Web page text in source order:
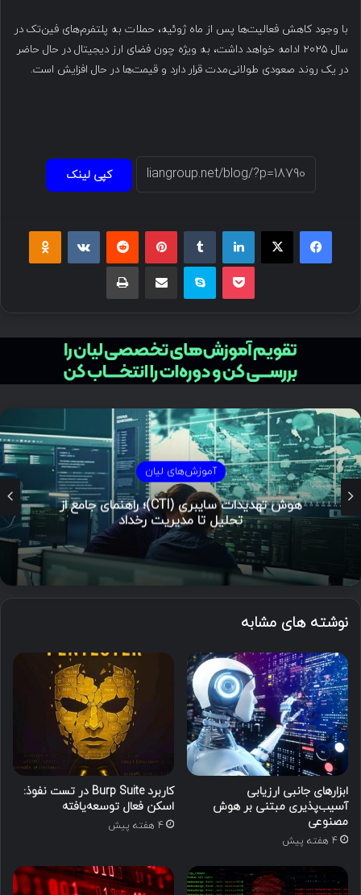
با وجود کاهش فعالیت‌ها پس از ماه ژوئیه، حملات به پلتفرم‌های فین‌تک در
سال ۲۰۲۵ ادامه خواهد داشت، به ویژه چون فضای ارز دیجیتال در حال حاضر
در یک روند صعودی طولانی‌مدت قرار دارد و قیمت‌ها در حال افزایش است.
کپی لینک
فیسبوک ایکس لینکداین پینتریست
پاکت اسکایپ چاپ
آموزش‌های لیان
هوش تهدیدات سایبری (CTI)؛ راهنمای جامع از
تحلیل تا مدیریت رخداد
نوشته های مشابه
ابزارهای جانبی ارزیابی
آسیب‌پذیری مبتنی بر هوش
مصنوعی
4 هفته پیش
کاربرد Burp Suite در تست نفوذ:
اسکن فعال توسعه‌یافته
4 هفته پیش